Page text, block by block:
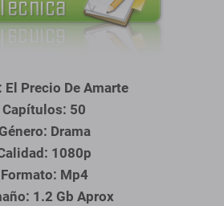
Precio De Amarte
Capítulos: 50
Género: Drama
1080p
Formato: Mp4
1.2 Gb Aprox